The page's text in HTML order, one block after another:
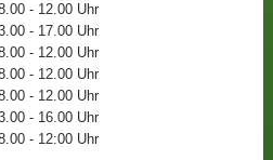
- 12.00 Uhr
- 17.00 Uhr
- 12.00 Uhr
- 12.00 Uhr
- 12.00 Uhr
- 16.00 Uhr
- 12:00 Uhr